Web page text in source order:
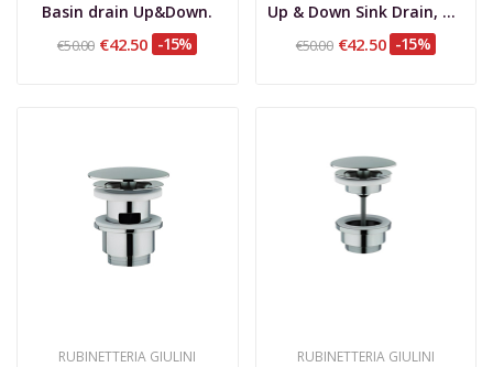
Basin drain Up&Down.
€50.00 €42.50 -15%
Up & Down Sink Drain, Without Overflow
€50.00 €42.50 -15%
RUBINETTERIA GIULINI RUBINETTERIA GIULINI